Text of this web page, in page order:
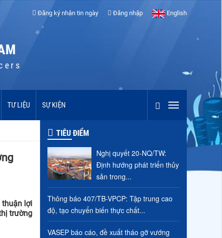
Đăng ký nhận tin ngày Đăng nhập English
TƯ LIỆU SỰ KIỆN
thuận lợi
trường
TIÊU ĐIỂM
Nghị quyết 20-NQ/TW:
Định hướng phát triển thủy
sản trong...
Thông báo 407/TB-VPCP: Tập trung cao
độ, tạo chuyển biến thực chất...
VASEP báo cáo, đề xuất tháo gỡ vướng